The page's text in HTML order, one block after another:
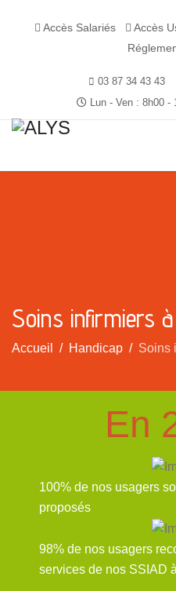
Accès Salariés Accès
03 87 34 43 43
Lun - Ven : 8h00 -
Soins infirmiers
Accueil Handicap Soins
En
100% de nos usagers
proposés
98% de nos usagers
services de nos SSIAD